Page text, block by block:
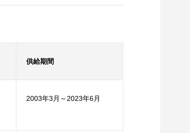
供給期間
2003年3月～2023年6月